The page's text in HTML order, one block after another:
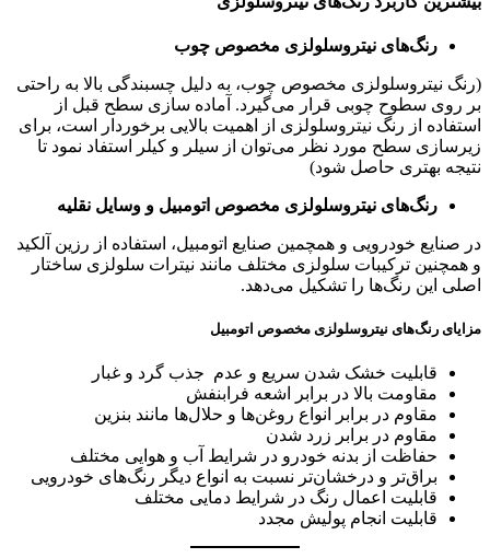
رنگ‌های نیتروسلولزی مخصوص چوب
(رنگ نیتروسلولزی مخصوص چوب، به دلیل چسبندگی بالا به راحتی
بر روی سطوح چوبی قرار می‌گیرد. آماده سازی سطح قبل از
استفاده از رنگ نیتروسلولزی از اهمیت بالایی برخوردار است، برای
زیرسازی سطح مورد نظر می‌توان از سیلر و کیلر استفاد نمود تا
نتیجه بهتری حاصل شود)
رنگ‌های نیتروسلولزی مخصوص اتومبیل و وسایل نقلیه
در صنایع خودرویی و همچمین صنایع اتومبیل، استفاده از رزین آلکید
و همچنین ترکیبات سلولزی مختلف مانند نیترات سلولزی ساختار
اصلی این رنگ‌ها را تشکیل می‌دهد.
مزایای رنگ‌های نیتروسلولزی مخصوص اتومبیل
قابلیت خشک شدن سریع و عدم جذب گرد و غبار
مقاومت بالا در برابر اشعه فرابنفش
مقاوم در برابر انواع روغن‌ها و حلال‌ها مانند بنزین
مقاوم در برابر زرد شدن
حفاظت از بدنه خودرو در شرایط آب و هوایی مختلف
براق‌تر و درخشان‌تر نسبت به انواع دیگر رنگ‌های خودرویی
قابلیت اعمال رنگ در شرایط دمایی مختلف
قابلیت انجام پولیش مجدد